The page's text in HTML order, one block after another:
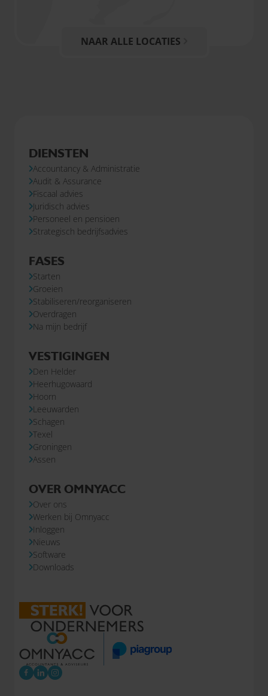
NAAR ALLE LOCATIES
DIENSTEN
Accountancy & Administratie
Audit & Assurance
Fiscaal advies
Juridisch advies
Personeel en pensioen
Strategisch bedrijfsadvies
FASES
Starten
Groeien
Stabiliseren/reorganiseren
Overdragen
Na mijn bedrijf
VESTIGINGEN
Den Helder
Heerhugowaard
Hoorn
Leeuwarden
Schagen
Texel
Groningen
Assen
OVER OMNYACC
Over ons
Werken bij Omnyacc
Inloggen
Nieuws
Software
Downloads